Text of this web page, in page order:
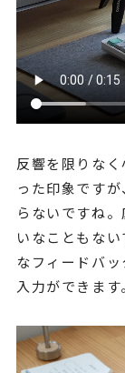
反響を限りな
った印象です
らないですね
いなこともな
なフィードバ
入力ができます